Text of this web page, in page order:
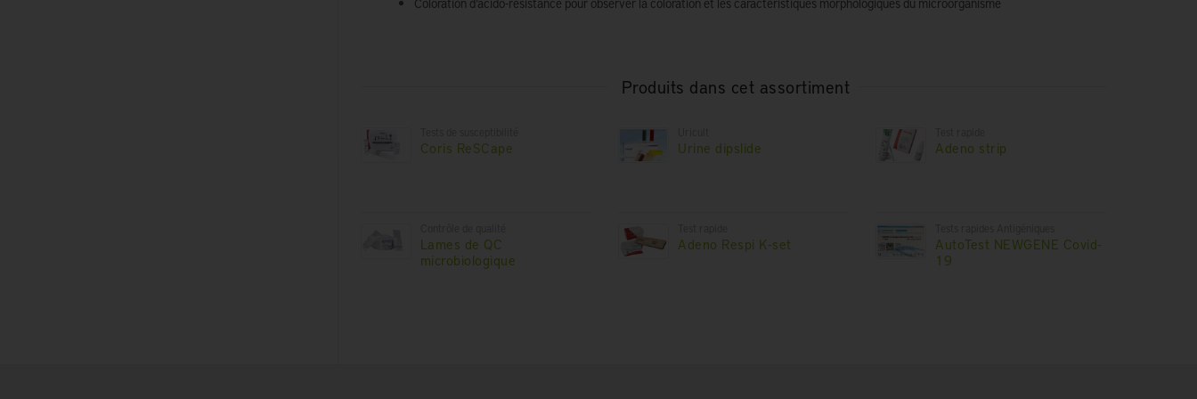
Produits dans cet assortiment
Coris ReSCape
Lames de QC
microbiologique
Urine dipslide
Adeno Respi K-set
Adeno strip
AutoTest NEWGENE Covid-
19